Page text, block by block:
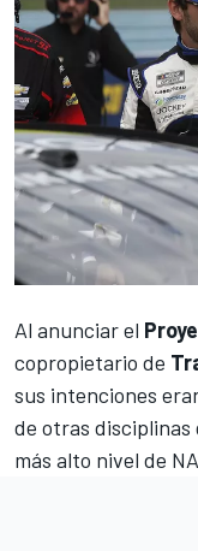
Al anunciar el
copropietario de
sus intenciones
de otras
más alto nivel de